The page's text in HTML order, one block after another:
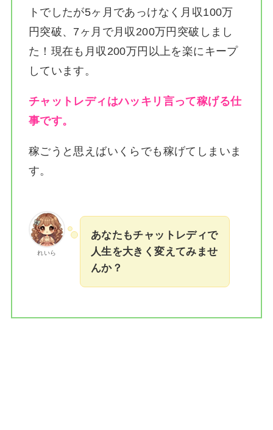
トでしたが5ヶ月であっけなく月収100万
円突破、7ヶ月で月収200万円突破しまし
た！ 現在も月収200万円以上を楽にキープ
しています。
チャットレディはハッキリ言って稼げる仕
事です。
稼ごうと思えばいくらでも稼げてしまいま
す。
れいら
あなたもチャットレディで
人生を大きく変えてみませ
んか？